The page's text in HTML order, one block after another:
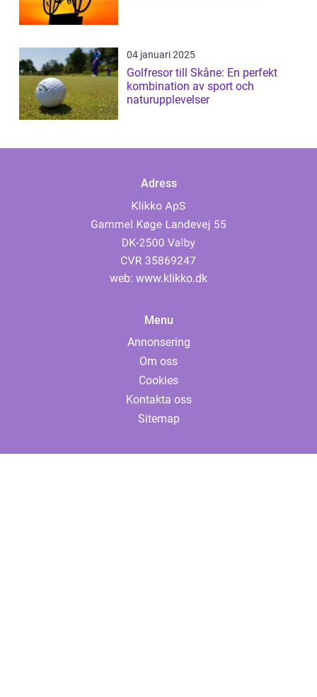
04 januari 2025
Golfresor till Skåne: En perfekt
kombination av sport och
naturupplevelser
Adress
web: www.klikko.dk
Menu
Annonsering
Om oss
Cookies
Kontakta oss
Sitemap